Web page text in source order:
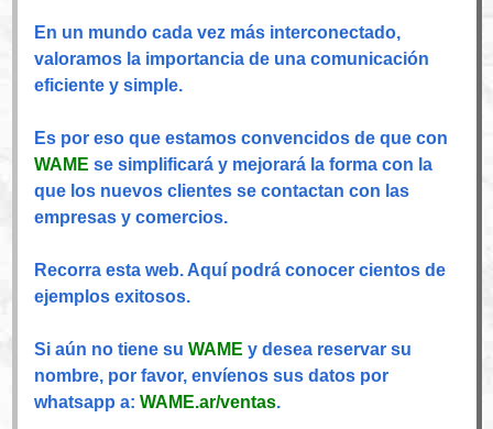
En un mundo cada vez más interconectado,
valoramos la importancia de una comunicación
eficiente y simple.
Es por eso que estamos convencidos de que con
WAME se simplificará y mejorará la forma con la
que los nuevos clientes se contactan con las
empresas y comercios.
Recorra esta web. Aquí podrá conocer cientos de
ejemplos exitosos.
Si aún no tiene su WAME y desea reservar su
nombre, por favor, envíenos sus datos por
whatsapp a: WAME.ar/ventas.